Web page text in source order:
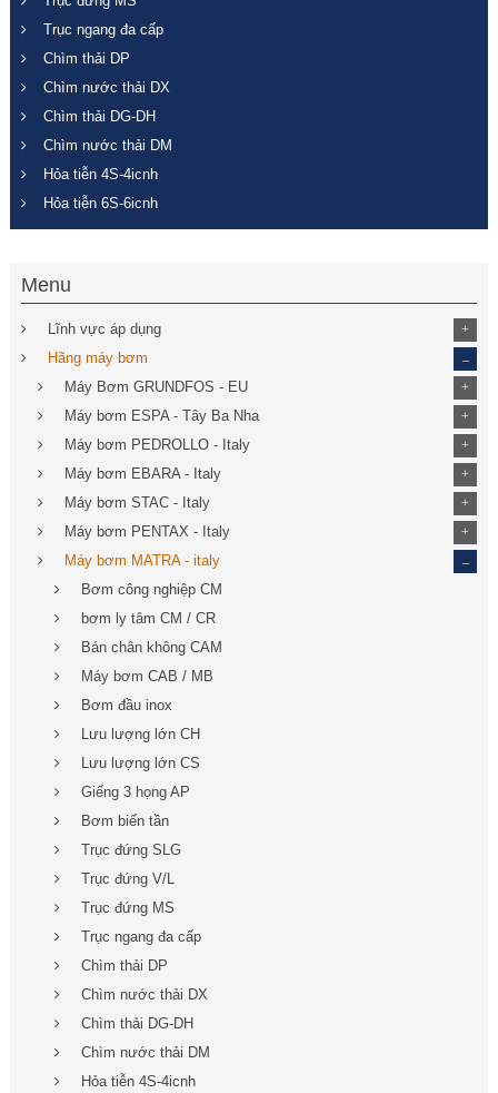
Trục ngang đa cấp
Chìm thải DP
Chìm nước thải DX
Chìm thải DG-DH
Chìm nước thải DM
Hỏa tiễn 4S-4icnh
Hỏa tiễn 6S-6icnh
Menu
Lĩnh vực áp dụng +
Hãng máy bơm
Máy Bơm GRUNDFOS - EU +
Máy bơm ESPA - Tây Ba Nha +
Máy bơm PEDROLLO - Italy +
Máy bơm EBARA - Italy +
Máy bơm STAC - Italy +
Máy bơm PENTAX - Italy +
Máy bơm MATRA - italy
Bơm công nghiệp CM
bơm ly tâm CM / CR
Bán chân không CAM
Máy bơm CAB / MB
Bơm đầu inox
Lưu lượng lớn CH
Lưu lượng lớn CS
Giếng 3 họng AP
Bơm biến tần
Trục đứng SLG
Trục đứng V/L
Trục đứng MS
Trục ngang đa cấp
Chìm thải DP
Chìm nước thải DX
Chìm thải DG-DH
Chìm nước thải DM
Hỏa tiễn 4S-4icnh